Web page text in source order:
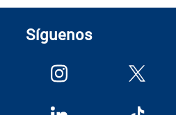
Síguenos